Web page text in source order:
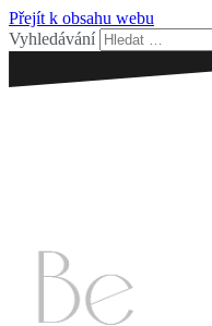
Přejít k obsahu webu
Vyhledávání